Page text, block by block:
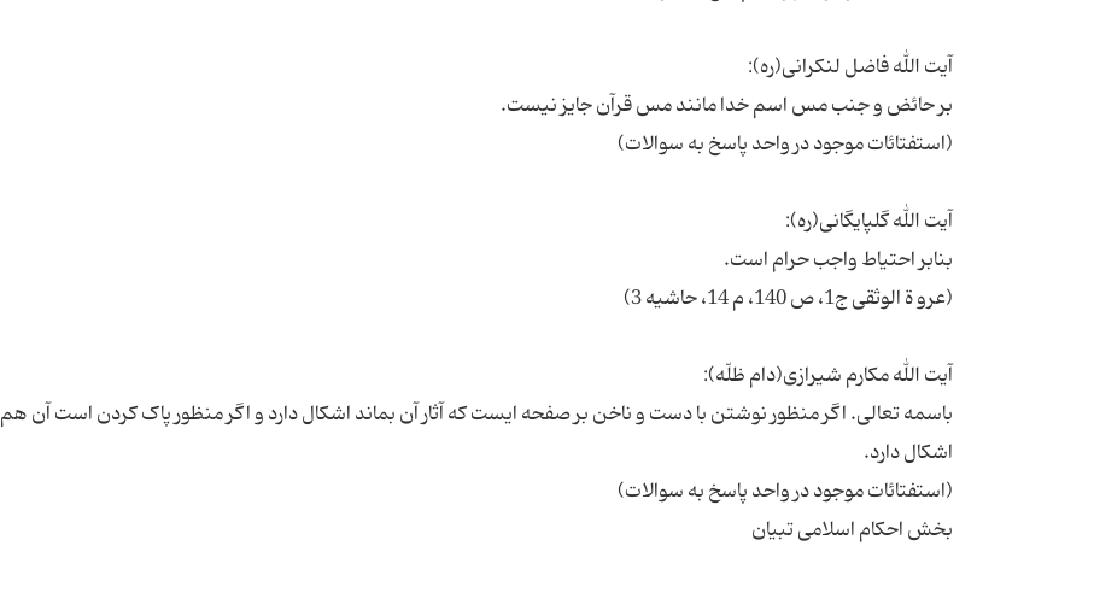
باسمه تعالی. اگر منظور نوشتن با دست و ناخن بر صفحه ایست که آثار آن بماند اشکال دارد و اگر منظور پاک کردن است آن هم
بخش احکام اسلامی تبیان